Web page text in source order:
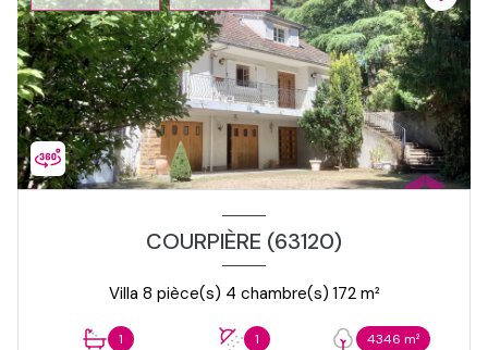
COURPIÈRE (63120)
Villa 8 pièce(s) 4 chambre(s) 172 m²
1 1 4346 m²